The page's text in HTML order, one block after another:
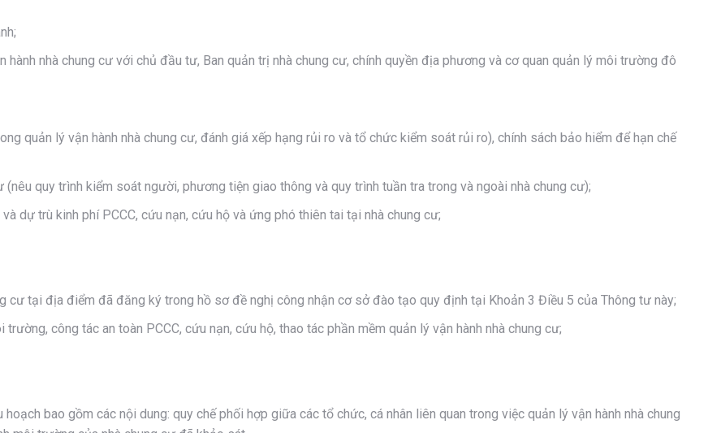
nhà chung cư với chủ đầu tư, Ban quản trị nhà chung cư, chính quyền địa phương và cơ quan quản lý môi trường đô
quản lý vận hành nhà chung cư, đánh giá xếp hạng rủi ro và tổ chức kiểm soát rủi ro), chính sách bảo hiểm để hạn chế
quy trình kiểm soát người, phương tiện giao thông và quy trình tuần tra trong và ngoài nhà chung cư);
dự trù kinh phí PCCC, cứu nạn, cứu hộ và ứng phó thiên tai tại nhà chung cư;
cư tại địa điểm đã đăng ký trong hồ sơ đề nghị công nhận cơ sở đào tạo quy định tại Khoản 3 Điều 5 của Thông tư này;
công tác an toàn PCCC, cứu nạn, cứu hộ, thao tác phần mềm quản lý vận hành nhà chung cư;
bao gồm các nội dung: quy chế phối hợp giữa các tổ chức, cá nhân liên quan trong việc quản lý vận hành nhà chung